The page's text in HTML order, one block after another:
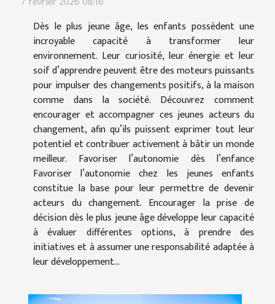
Dès le plus jeune âge, les enfants possèdent une
incroyable capacité à transformer leur
environnement. Leur curiosité, leur énergie et leur
soif d’apprendre peuvent être des moteurs puissants
pour impulser des changements positifs, à la maison
comme dans la société. Découvrez comment
encourager et accompagner ces jeunes acteurs du
changement, afin qu’ils puissent exprimer tout leur
potentiel et contribuer activement à bâtir un monde
meilleur. Favoriser l’autonomie dès l’enfance
Favoriser l’autonomie chez les jeunes enfants
constitue la base pour leur permettre de devenir
acteurs du changement. Encourager la prise de
décision dès le plus jeune âge développe leur capacité
à évaluer différentes options, à prendre des
initiatives et à assumer une responsabilité adaptée à
leur développement...